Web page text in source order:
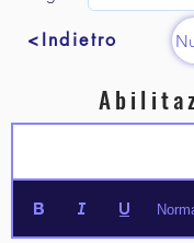
<Indietro